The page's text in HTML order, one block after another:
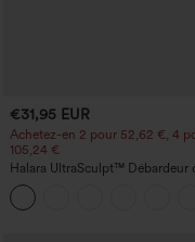
€31,95 EUR
Achetez-en 2 pour 52,62 €, 4
105,24 €
Halara UltraSculpt™ Débardeur
à col rond et ourlet arrondi